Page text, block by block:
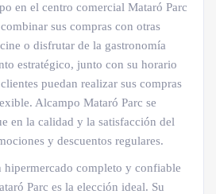
en el centro comercial Mataró Parc
sus compras con otras
o disfrutar de la gastronomía
estratégico, junto con su horario
puedan realizar sus compras
Alcampo Mataró Parc se
en la calidad y la satisfacción del
y descuentos regulares.
hipermercado completo y confiable
Parc es la elección ideal. Su